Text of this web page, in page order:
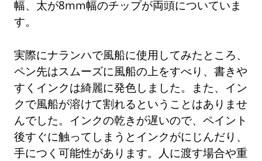
幅、太が8mm幅のチップが両頭についていま
す。
実際にナランハで風船に使用してみたところ、
ペン先はスムーズに風船の上をすべり、書きや
すくインクは綺麗に発色しました。また、イン
クで風船が溶けて割れるということはありませ
んでした。インクの乾きが遅いので、ペイント
後すぐに触ってしまうとインクがにじんだり、
手につく可能性があります。人に渡す場合や重